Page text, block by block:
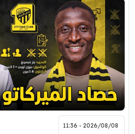
2026/08/08 - 11:36